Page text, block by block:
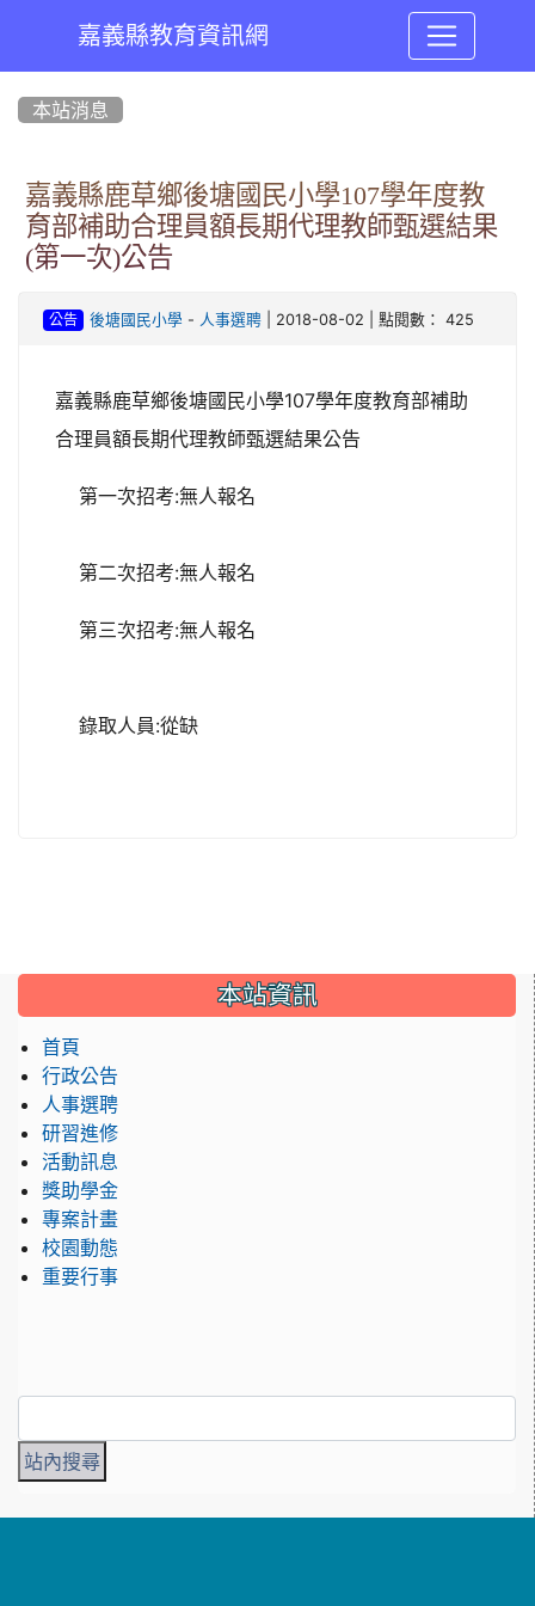
嘉義縣教育資訊網
本站消息
嘉義縣鹿草鄉後塘國民小學107學年度教
育部補助合理員額長期代理教師甄選結果
(第一次)公告
公告 後塘國民小學- 人事選聘| 2018-08-02 | 點閱數： 425
嘉義縣鹿草鄉後塘國民小學107學年度教育部補助
合理員額長期代理教師甄選結果公告
第一次招考:無人報名
第二次招考:無人報名
第三次招考:無人報名
錄取人員:從缺
::: 本站資訊
首頁
行政公告
人事選聘
研習進修
活動訊息
獎助學金
專案計畫
校園動態
重要行事